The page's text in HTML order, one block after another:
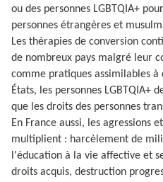
ou des personnes LGBTQIA+
personnes étrangères et
Les thérapies de conversion
de nombreux pays malgré leur
comme pratiques assimilables
États, les personnes LGBTQIA+
que les droits des personnes
En France aussi, les agressions
multiplient : harcèlement de
l'éducation à la vie affective et
droits acquis, destruction